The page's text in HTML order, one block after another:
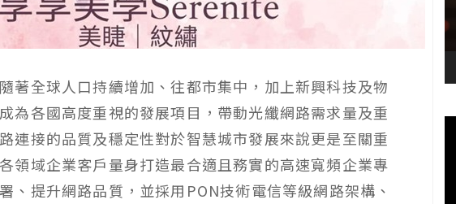
著全球人口持續增加、往都市集中，加上新興科技及物
為各國高度重視的發展項目，帶動光纖網路需求量及重
連接的品質及穩定性對於智慧城市發展來說更是至關重
領域企業客戶量身打造最合適且務實的高速寬頻企業專
、提升網路品質，並採用 PON技術電信等級網路架構、